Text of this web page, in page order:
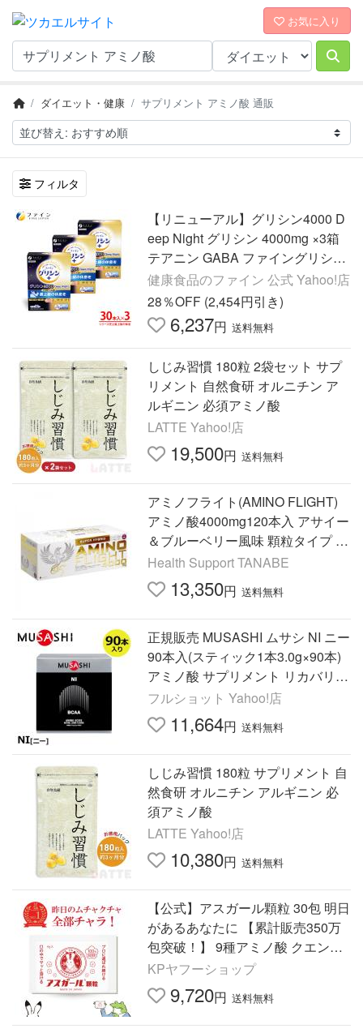
お気に入り
ダイエット・健康 サプリメント アミノ酸 通販
フィルタ
【リニューアル】グリシン4000 D
eep Night グリシン 4000mg ×3箱
テアニン GABA ファイングリシン
30日分 パウダー サプリ サプリメ
ント アミノ酸 休息 爆買
健康食品のファイン 公式 Yahoo!店
28％OFF (2,454円引き)
6,237円 送料無料
しじみ習慣 180粒 2袋セット サプ
リメント 自然食研 オルニチン ア
ルギニン 必須アミノ酸
LATTE Yahoo!店
19,500円 送料無料
アミノフライト(AMINO FLIGHT)
アミノ酸4000mg120本入 アサイー
＆ブルーベリー風味 顆粒タイプ ス
ポーツサプリメント BCAA アルギ
ニン シトルリン配合
Health Support TANABE
13,350円 送料無料
正規販売 MUSASHI ムサシ NI ニー
90本入(スティック1本3.0g×90本)
アミノ酸 サプリメント リカバリー
BCAA 吸収が早い 人口甘味料不使
用 10036
フルショット Yahoo!店
11,664円 送料無料
しじみ習慣 180粒 サプリメント 自
然食研 オルニチン アルギニン 必
須アミノ酸
LATTE Yahoo!店
10,380円 送料無料
【公式】アスガール顆粒 30包 明日
があるあなたに 【累計販売350万
包突破！】 9種アミノ酸 クエン酸
ビタミンB6 配合 二日酔い 予防 サ
プリメント
KPヤフーショップ
9,720円 送料無料